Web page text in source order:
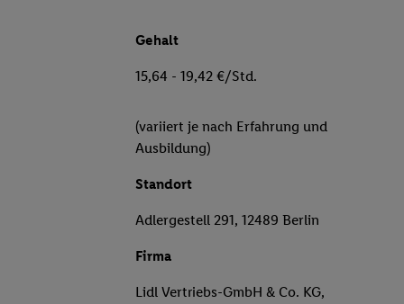
Gehalt
15,64 - 19,42 €/Std.
(variiert je nach Erfahrung und
Ausbildung)
Standort
Adlergestell 291, 12489 Berlin
Firma
Lidl Vertriebs-GmbH & Co. KG,